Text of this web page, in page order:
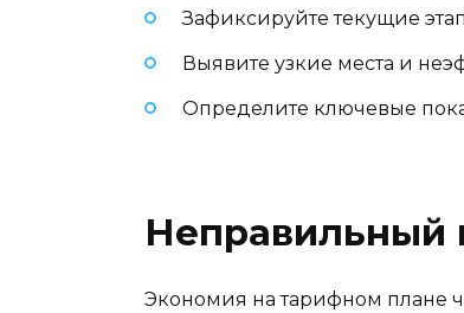
Зафиксируйте текущие
Выявите узкие места и
Определите ключевые
Неправильный
Экономия на тарифном плане